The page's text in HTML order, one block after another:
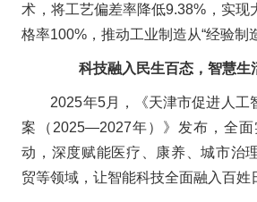
术，将工艺偏差率降低9.38%，实现
格率100%，推动工业制造从“经验制
科技融入民生百态，智慧生
2025年5月，《天津市促进人工
案（2025—2027年）》发布，全面
动，深度赋能医疗、康养、城市治
贸等领域，让智能科技全面融入百姓